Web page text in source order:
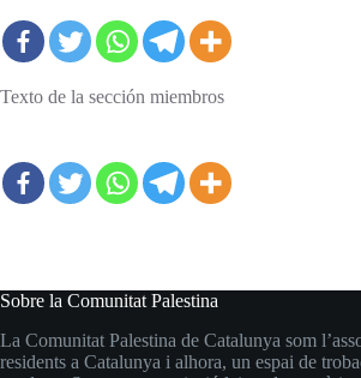
Texto de la sección miembros
Sobre la Comunitat Palestina
La Comunitat Palestina de Catalunya som
residents a Catalunya i alhora, un espai de